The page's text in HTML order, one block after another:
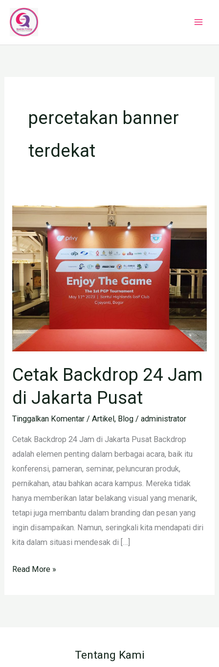
Lewati
konten
percetakan banner
terdekat
Cetak Backdrop 24 Jam
di Jakarta Pusat
Tinggalkan Komentar /Artikel, Blog /administrator
Cetak Backdrop 24 Jam di Jakarta Pusat Backdrop
adalah elemen penting dalam berbagai acara, baik itu
konferensi, pameran, seminar, peluncuran produk,
pernikahan, atau bahkan acara kampus. Mereka tidak
hanya memberikan latar belakang visual yang menarik,
tetapi juga membantu dalam branding dan pesan yang
ingin disampaikan. Namun, seringkali kita mendapati diri
kita dalam situasi mendesak di […]
Cetak
Backdrop
24
Jam
di
Jakarta
Pusat
Read More »
Tentang Kami